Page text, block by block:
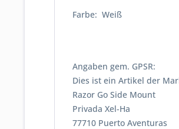
Farbe: Weiß
Angaben gem. GPSR:
Dies ist ein Artikel der
Razor Go Side Mount
Privada Xel-Ha
77710 Puerto Aventuras